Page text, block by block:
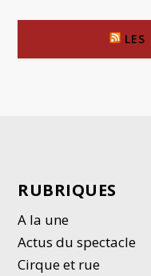
LES
RUBRIQUES
A la une
Actus du spectacle
Cirque et rue